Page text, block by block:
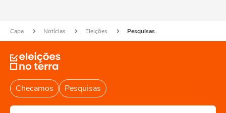
Capa Notícias Eleições Pesquisas
Checamos Pesquisas